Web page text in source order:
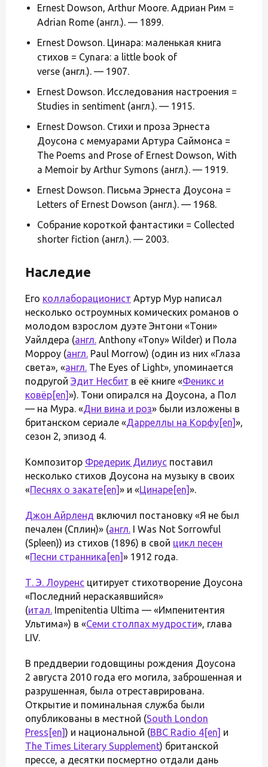
Ernest Dowson, Arthur Moore. Адриан Рим =
Adrian Rome (англ.). — 1899.
Ernest Dowson. Цинара: маленькая книга
стихов = Cynara: a little book of
verse (англ.). — 1907.
Ernest Dowson. Исследования настроения =
Studies in sentiment (англ.). — 1915.
Ernest Dowson. Стихи и проза Эрнеста
Доусона с мемуарами Артура Саймонса =
The Poems and Prose of Ernest Dowson, With
a Memoir by Arthur Symons (англ.). — 1919.
Ernest Dowson. Письма Эрнеста Доусона =
Letters of Ernest Dowson (англ.). — 1968.
Собрание короткой фантастики = Collected
shorter fiction (англ.). — 2003.
Наследие
Его коллаборационист Артур Мур написал
несколько остроумных комических романов о
молодом взрослом дуэте Энтони «Тони»
Уайлдера (англ. Anthony «Tony» Wilder) и Пола
Морроу (англ. Paul Morrow) (один из них «Глаза
света», «англ. The Eyes of Light», упоминается
подругой Эдит Несбит в её книге «Феникс и
ковёр[en]»). Тони опирался на Доусона, а Пол
— на Мура. «Дни вина и роз» были изложены в
британском сериале «Дарреллы на Корфу[en]»,
сезон 2, эпизод 4.
Композитор Фредерик Дилиус поставил
несколько стихов Доусона на музыку в своих
«Песнях о закате[en]» и «Цинаре[en]».
Джон Айрленд включил постановку «Я не был
печален (Сплин)» (англ. I Was Not Sorrowful
(Spleen)) из стихов (1896) в свой цикл песен
«Песни странника [en]» 1912 года.
Т. Э. Лоуренс цитирует стихотворение Доусона
«Последний нераскаявшийся»
(итал. Impenitentia Ultima — «Импенитентия
Ультима») в «Семи столпах мудрости», глава
LIV.
В преддверии годовщины рождения Доусона
2 августа 2010 года его могила, заброшенная и
разрушенная, была отреставрирована.
Открытие и поминальная служба были
опубликованы в местной (South London
Press [en]) и национальной (BBC Radio 4[en] и
The Times Literary Supplement) британской
прессе, а десятки посмертно отдали дань